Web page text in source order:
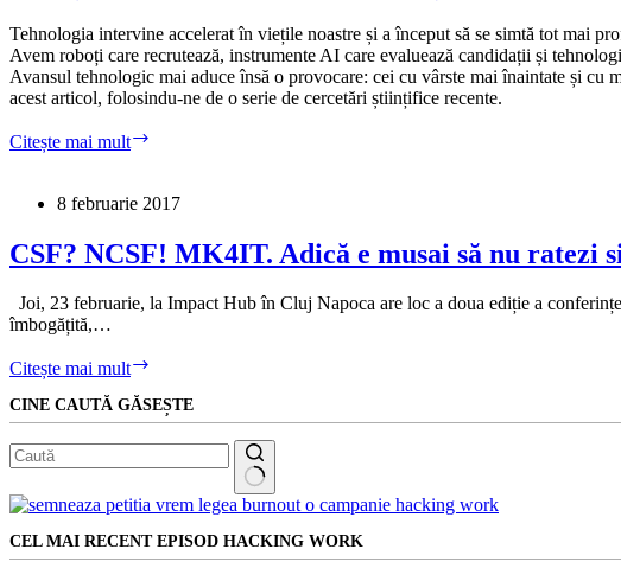
Tehnologia intervine accelerat în viețile noastre și a început să se simtă tot mai
Avem roboți care recrutează, instrumente AI care evaluează candidații și
Avansul tehnologic mai aduce însă o provocare: cei cu vârste mai înaintate și
acest articol, folosindu-ne de o serie de cercetări științifice recente.
Citește mai mult
în
și
evaluare.
supraviețui
8 februarie 2017
CSF? NCSF! MK4IT. Adică e musai să nu
Joi, 23 februarie, la Impact Hub în Cluj Napoca are loc a doua ediție a
îmbogățită,…
Citește mai mult
MK4IT.
Adică
e
musai
nu
ratezi
singura
CINE CAUTĂ GĂSEȘTE
Niciun
CEL MAI RECENT EPISOD HACKING WORK